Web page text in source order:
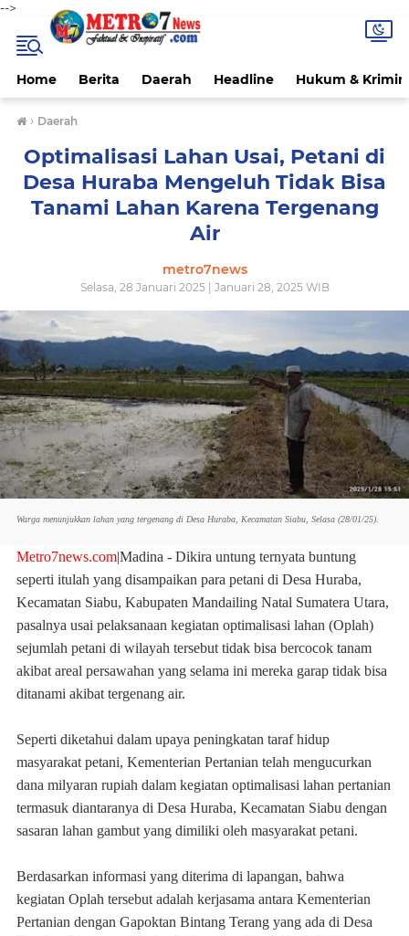
-->
Home Berita Daerah Headline Hukum &
› Daerah
Optimalisasi Lahan Usai, Petani di
Desa Huraba Mengeluh Tidak Bisa
Tanami Lahan Karena Tergenang
Air
metro7news
Selasa, 28 Januari 2025 | Januari 28, 2025 WIB
Warga menunjukkan lahan yang tergenang di Desa Huraba, Kecamatan Siabu, Selasa (28/01/25).
Metro7news.com|Madina - Dikira untung ternyata buntung
seperti itulah yang disampaikan para petani di Desa Huraba,
Kecamatan Siabu, Kabupaten Mandailing Natal Sumatera Utara,
pasalnya usai pelaksanaan kegiatan optimalisasi lahan (Oplah)
sejumlah petani di wilayah tersebut tidak bisa bercocok tanam
akibat areal persawahan yang selama ini mereka garap tidak bisa
ditanami akibat tergenang air.
Seperti diketahui dalam upaya peningkatan taraf hidup
masyarakat petani, Kementerian Pertanian telah mengucurkan
dana milyaran rupiah dalam kegiatan optimalisasi lahan pertanian
termasuk diantaranya di Desa Huraba, Kecamatan Siabu dengan
sasaran lahan gambut yang dimiliki oleh masyarakat petani.
Berdasarkan informasi yang diterima di lapangan, bahwa
kegiatan Oplah tersebut adalah kerjasama antara Kementerian
Pertanian dengan Gapoktan Bintang Terang yang ada di Desa